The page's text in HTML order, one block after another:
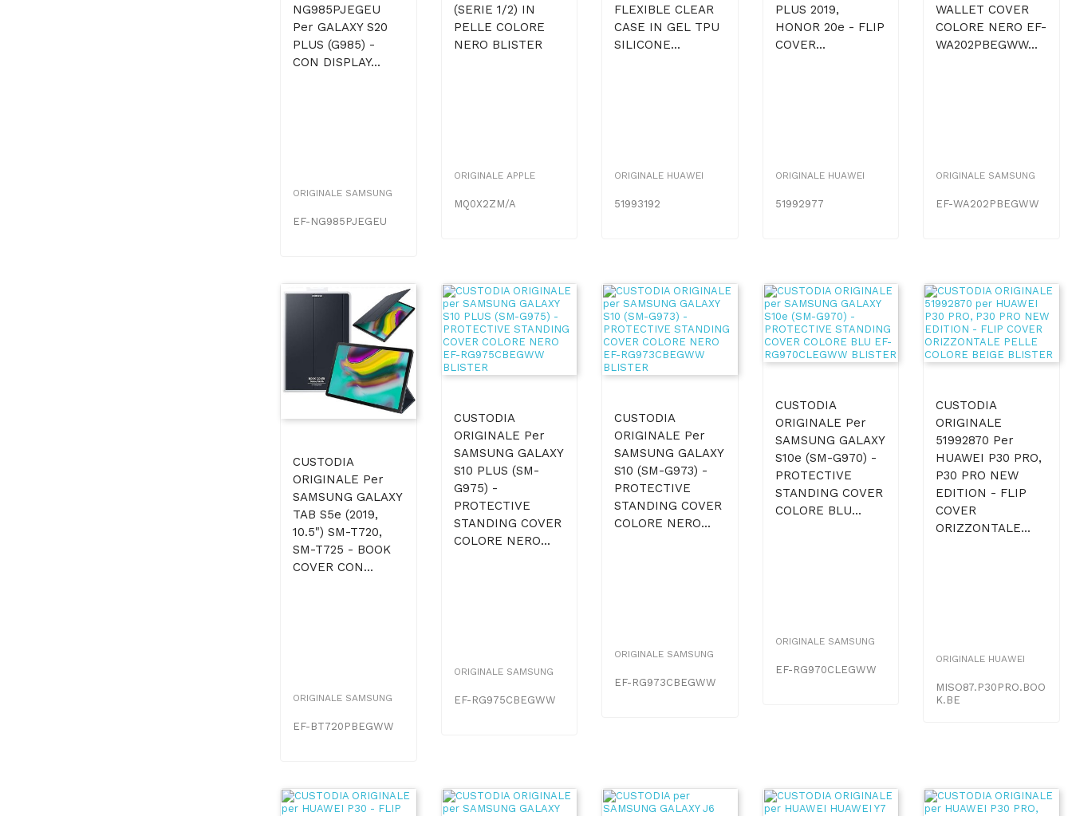
NG985PJEGEU
Per GALAXY S20
PLUS (G985) -
CON DISPLAY...
ORIGINALE SAMSUNG
EF-NG985PJEGEU
(SERIE 1/2) IN
PELLE COLORE
NERO BLISTER
ORIGINALE APPLE
MQ0X2ZM/A
FLEXIBLE CLEAR
CASE IN GEL TPU
SILICONE...
ORIGINALE HUAWEI
51993192
PLUS 2019,
HONOR 20e - FLIP
COVER...
ORIGINALE HUAWEI
51992977
WALLET COVER
COLORE NERO EF-
WA202PBEGWW...
ORIGINALE SAMSUNG
EF-WA202PBEGWW
CUSTODIA
ORIGINALE Per
SAMSUNG GALAXY
TAB S5e (2019,
10.5") SM-T720,
SM-T725 - BOOK
COVER CON...
ORIGINALE SAMSUNG
EF-BT720PBEGWW
CUSTODIA
ORIGINALE Per
SAMSUNG GALAXY
S10 PLUS (SM-
G975) -
PROTECTIVE
STANDING COVER
COLORE NERO...
ORIGINALE SAMSUNG
EF-RG975CBEGWW
CUSTODIA
ORIGINALE Per
SAMSUNG GALAXY
S10 (SM-G973) -
PROTECTIVE
STANDING COVER
COLORE NERO...
ORIGINALE SAMSUNG
EF-RG973CBEGWW
CUSTODIA
ORIGINALE Per
SAMSUNG GALAXY
S10e (SM-G970) -
PROTECTIVE
STANDING COVER
COLORE BLU...
ORIGINALE SAMSUNG
EF-RG970CLEGWW
CUSTODIA
ORIGINALE
51992870 Per
HUAWEI P30 PRO,
P30 PRO NEW
EDITION - FLIP
COVER
ORIZZONTALE...
ORIGINALE HUAWEI
MISO87.P30PRO.BOO
K.BE